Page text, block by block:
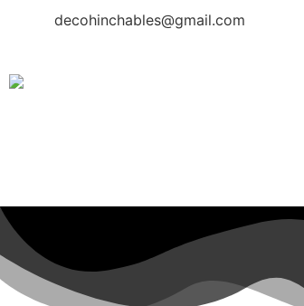
decohinchables@gmail.com